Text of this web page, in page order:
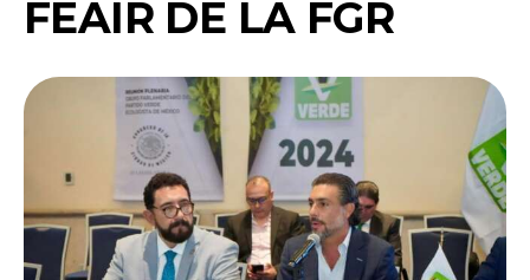
FEAIR DE LA FGR